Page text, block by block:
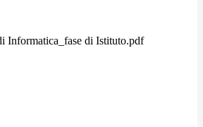
Informatica_fase di Istituto.pdf